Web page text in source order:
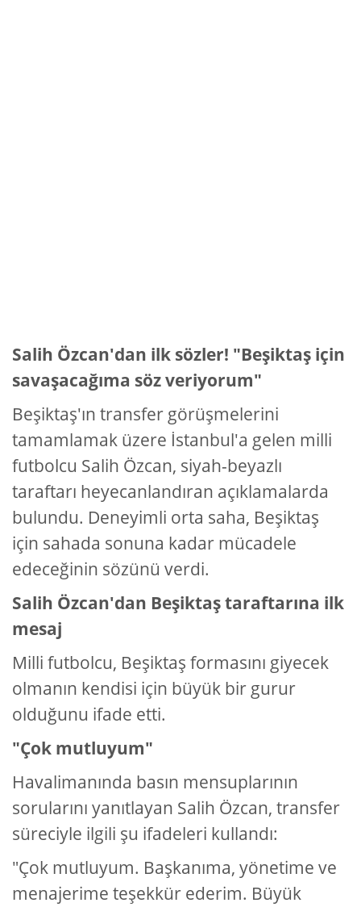
Salih Özcan'dan ilk sözler! "Beşiktaş için
savaşacağıma söz veriyorum"
Beşiktaş'ın transfer görüşmelerini
tamamlamak üzere İstanbul'a gelen milli
futbolcu Salih Özcan, siyah-beyazlı
taraftarı heyecanlandıran açıklamalarda
bulundu. Deneyimli orta saha, Beşiktaş
için sahada sonuna kadar mücadele
edeceğinin sözünü verdi.
Salih Özcan'dan Beşiktaş taraftarına ilk
mesaj
Milli futbolcu, Beşiktaş formasını giyecek
olmanın kendisi için büyük bir gurur
olduğunu ifade etti.
"Çok mutluyum"
Havalimanında basın mensuplarının
sorularını yanıtlayan Salih Özcan, transfer
süreciyle ilgili şu ifadeleri kullandı:
"Çok mutluyum. Başkanıma, yönetime ve
menajerime teşekkür ederim. Büyük